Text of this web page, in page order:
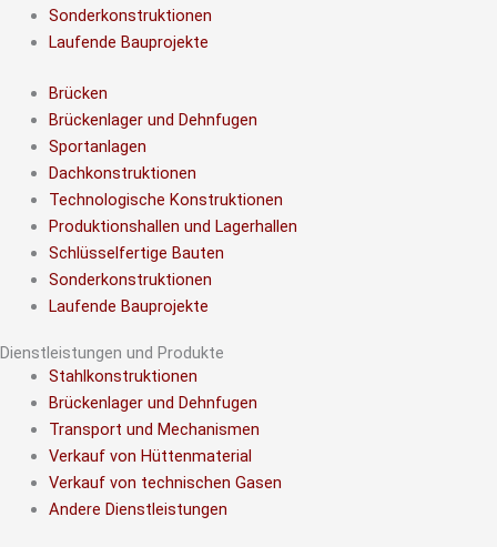
Sonderkonstruktionen
Laufende Bauprojekte
Brücken
Brückenlager und Dehnfugen
Sportanlagen
Dachkonstruktionen
Technologische Konstruktionen
Produktionshallen und Lagerhallen
Schlüsselfertige Bauten
Sonderkonstruktionen
Laufende Bauprojekte
Dienstleistungen und Produkte
Stahlkonstruktionen
Brückenlager und Dehnfugen
Transport und Mechanismen
Verkauf von Hüttenmaterial
Verkauf von technischen Gasen
Andere Dienstleistungen